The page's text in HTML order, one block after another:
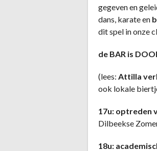
gegeven en
dans, karate en
dit spel in onze
de BAR is
(lees: Attilla
ook lokale
17u: optreden
Dilbeekse
18u: